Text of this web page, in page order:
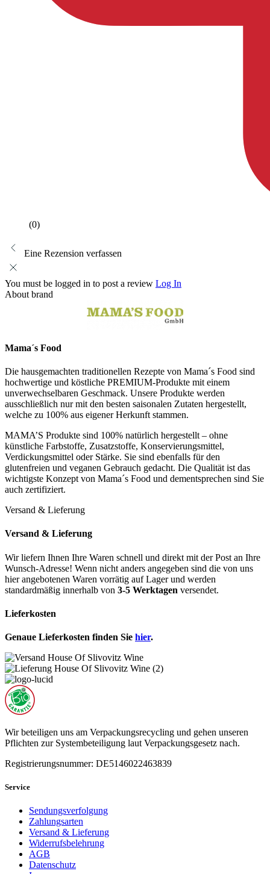
(0)
Eine Rezension verfassen
You must be logged in to post a review Log In
About brand
Mama´s Food
Die hausgemachten traditionellen Rezepte von Mama´s Food sind
hochwertige und köstliche PREMIUM-Produkte mit einem
unverwechselbaren Geschmack. Unsere Produkte werden
ausschließlich nur mit den besten saisonalen Zutaten hergestellt,
welche zu 100% aus eigener Herkunft stammen.
MAMA’S Produkte sind 100% natürlich hergestellt – ohne
künstliche Farbstoffe, Zusatzstoffe, Konservierungsmittel,
Verdickungsmittel oder Stärke. Sie sind ebenfalls für den
glutenfreien und veganen Gebrauch gedacht. Die Qualität ist das
wichtigste Konzept von Mama´s Food und dementsprechen sind Sie
auch zertifiziert.
Versand & Lieferung
Versand & Lieferung
Wir liefern Ihnen Ihre Waren schnell und direkt mit der Post an Ihre
Wunsch-Adresse! Wenn nicht anders angegeben sind die von uns
hier angebotenen Waren vorrätig auf Lager und werden
standardmäßig innerhalb von 3-5 Werktagen versendet.
Lieferkosten
Genaue Lieferkosten finden Sie hier.
Wir beteiligen uns am Verpackungsrecycling und gehen unseren
Pflichten zur Systembeteiligung laut Verpackungsgesetz nach.
Registrierungsnummer: DE5146022463839
Service
Sendungsverfolgung
Zahlungsarten
Versand & Lieferung
Widerrufsbelehrung
AGB
Datenschutz